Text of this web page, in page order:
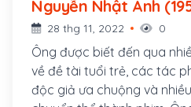
Nguyễn
28 thg 11, 2022 0
Ông được biết đến qua
về đề tài tuổi trẻ, các tác
độc giả ưa chuộng và